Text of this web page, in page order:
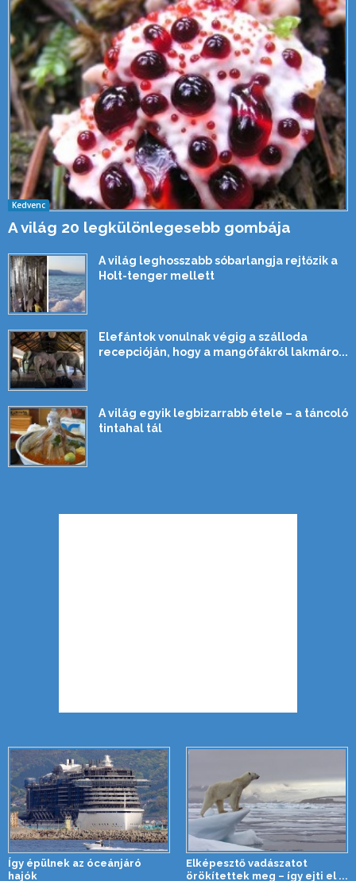
Kedvenc
A világ 20 legkülönlegesebb gombája
A világ leghosszabb sóbarlangja rejtőzik a
Holt-tenger mellett
Elefántok vonulnak végig a szálloda
recepcióján, hogy a mangófákról lakmáro...
A világ egyik legbizarrabb étele – a táncoló
tintahal tál
Így épülnek az óceánjáró
hajók
Elképesztő vadászatot
örökítettek meg – így ejti el ...